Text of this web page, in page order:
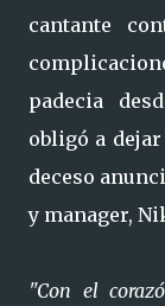
cantante
padecia
obligó a
deceso
y manager,
"Con el